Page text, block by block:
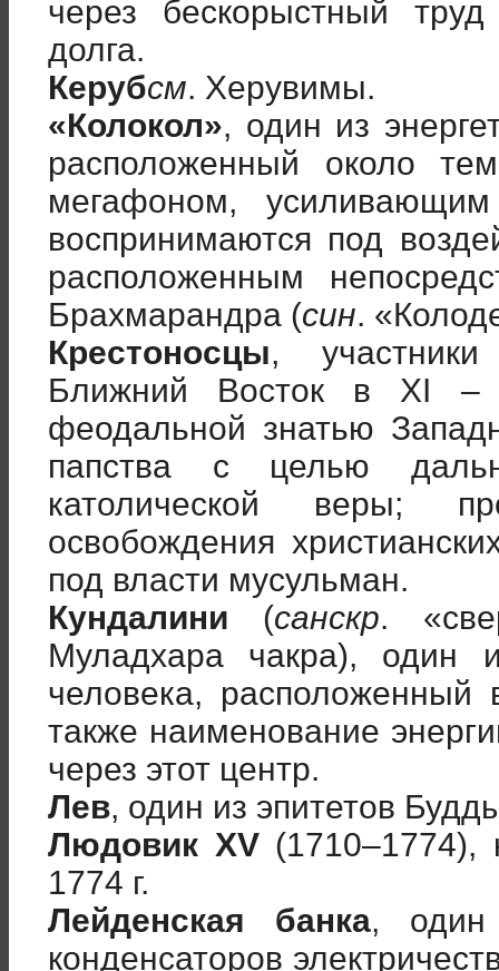
через бескорыстный
долга.
Керубсм. Херувимы.
«Колокол», один из
расположенный около
мегафоном,
воспринимаются под
расположенным
Брахмарандра (син.
Крестоносцы,
Ближний Восток в XI –
феодальной знатью
папства с целью
католической веры;
освобождения
под власти мусульман.
Кундалини (санскр.
Муладхара чакра), один
человека, расположенный
также наименование
через этот центр.
Лев, один из эпитетов
Людовик XV(1710–1774),
1774 г.
Лейденская банка, один
конденсаторов